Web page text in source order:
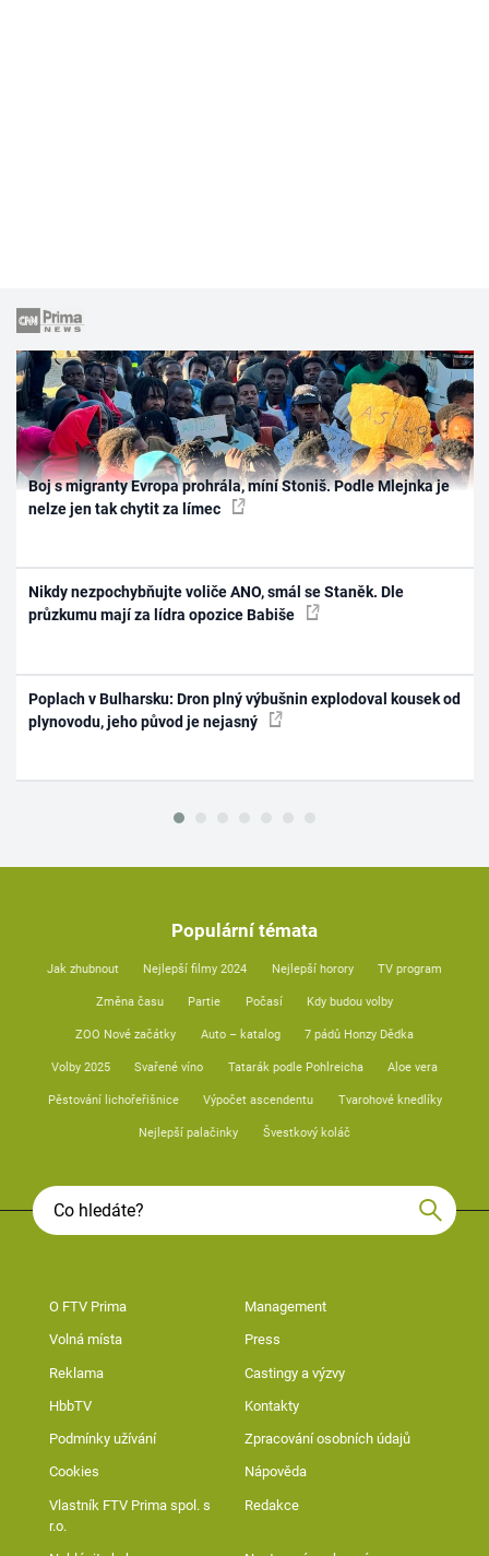
Boj s migranty Evropa prohrála, míní Stoniš. Podle Mlejnka je
nelze jen tak chytit za límec
Nikdy nezpochybňujte voliče ANO, smál se Staněk. Dle
průzkumu mají za lídra opozice Babiše
Poplach v Bulharsku: Dron plný výbušnin explodoval kousek od
plynovodu, jeho původ je nejasný
Populární témata
Jak zhubnout Nejlepší filmy 2024 Nejlepší horory TV program
Změna času Partie Počasí Kdy budou volby
ZOO Nové začátky Auto – katalog 7 pádů Honzy Dědka
Volby 2025 Svařené víno Tatarák podle Pohlreicha Aloe vera
Pěstování lichořeřišnice Výpočet ascendentu Tvarohové knedlíky
Nejlepší palačinky Švestkový koláč
O FTV Prima Management
Volná místa Press
Reklama Castingy a výzvy
HbbTV Kontakty
Podmínky užívání Zpracování osobních údajů
Cookies Nápověda
Vlastník FTV Prima spol. s
r.o.
Redakce